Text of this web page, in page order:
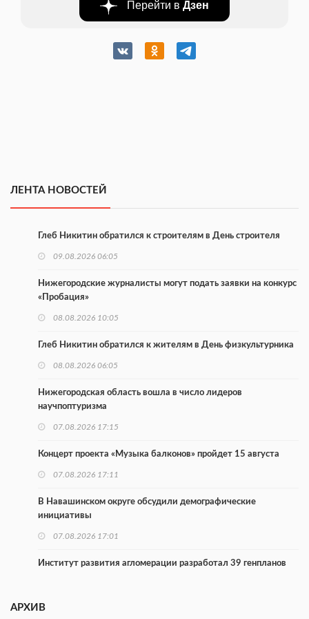
Перейти в Дзен
ЛЕНТА НОВОСТЕЙ
Глеб Никитин обратился к строителям в День строителя
09.08.2026 06:05
Нижегородские журналисты могут подать заявки на конкурс
«Пробация»
08.08.2026 10:05
Глеб Никитин обратился к жителям в День физкультурника
08.08.2026 06:05
Нижегородская область вошла в число лидеров
научпоптуризма
07.08.2026 17:15
Концерт проекта «Музыка балконов» пройдет 15 августа
07.08.2026 17:11
В Навашинском округе обсудили демографические
инициативы
07.08.2026 17:01
Институт развития агломерации разработал 39 генпланов
С 8 августа изменят схему движения на въезде в Нижний
АРХИВ